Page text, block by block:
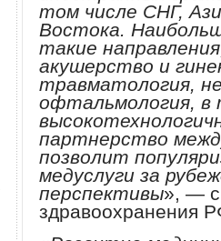
том числе СНГ,
Востока.
такие
акушерство и
травматология,
офтальмология, в
партнерство
позволит
медуслуги за
перспективы», —
здравоохранения